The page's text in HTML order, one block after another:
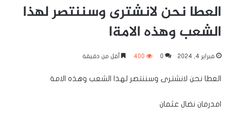
العطا نحن لانشترى وسننتصر لهذا
الشعب وهذه الامةا
فبراير 4, 2024 0
400 أقل من دقيقة
العطا نحن لانشترى وسننتصر لهذا الشعب وهذه الامة
امدرمان نضال عثمان